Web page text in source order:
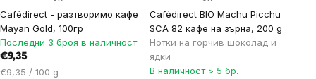
Cafédirect - разтворимо кафе
Mayan Gold, 100гр
Последни 3 броя в наличност
€9,35
Цена
€9,35 / 100 g
Cafédirect BIO Machu Picchu
SCA 82 кафе на зърна, 200 g
Нотки на горчив шоколад и
ядки
В наличност > 5 бр.